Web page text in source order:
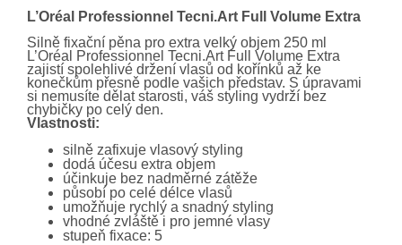
L’Oréal Professionnel Tecni.Art Full Volume Extra
Silně fixační pěna pro extra velký objem 250 ml
L’Oréal Professionnel Tecni.Art Full Volume Extra
zajistí spolehlivé držení vlasů od kořínků až ke
konečkům přesně podle vašich představ. S úpravami
si nemusíte dělat starosti, váš styling vydrží bez
chybičky po celý den.
Vlastnosti:
silně zafixuje vlasový styling
dodá účesu extra objem
účinkuje bez nadměrné zátěže
působí po celé délce vlasů
umožňuje rychlý a snadný styling
vhodné zvláště i pro jemné vlasy
stupeň fixace: 5